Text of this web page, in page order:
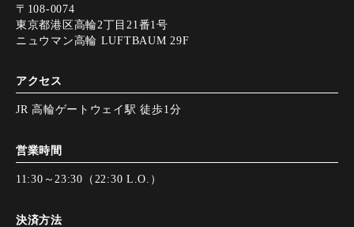
〒108-0074
東京都港区高輪2丁目21番1号
ニュウマン高輪 LUFTBAUM 29F
アクセス
JR 高輪ゲートウェイ駅 徒歩1分
営業時間
11:30～23:30（22:30 L.O.）
決済方法